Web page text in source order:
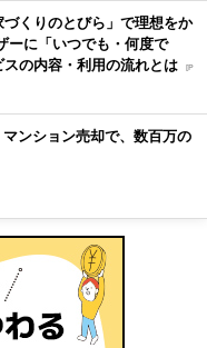
くりのとびら」で理想をか
ーに「いつでも・何度で
の内容・利用の流れとは [P
マンション売却で、数百万の